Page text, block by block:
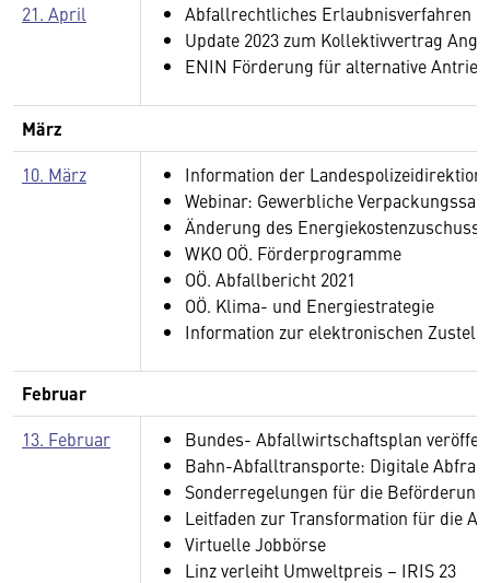
21. April
Abfallrechtliches Erlaubnisverfahren
Update 2023 zum Kollektivvertrag
ENIN Förderung für alternative
März
10. März
Information der Landespolizeidirektion
Webinar: Gewerbliche
Änderung des Energiekostenzuschuss
WKO OÖ. Förderprogramme
OÖ. Abfallbericht 2021
OÖ. Klima- und Energiestrategie
Information zur elektronischen
Februar
13. Februar
Bundes- Abfallwirtschaftsplan
Bahn-Abfalltransporte: Digitale
Sonderregelungen für die
Leitfaden zur Transformation für die
Virtuelle Jobbörse
Linz verleiht Umweltpreis – IRIS 23